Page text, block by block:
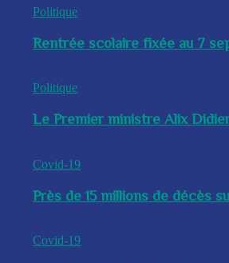
Politique
Rentrée scolaire fixée au 7
Politique
Le Premier ministre Alix
Covid-19
Près de 15 millions de décès
Covid-19